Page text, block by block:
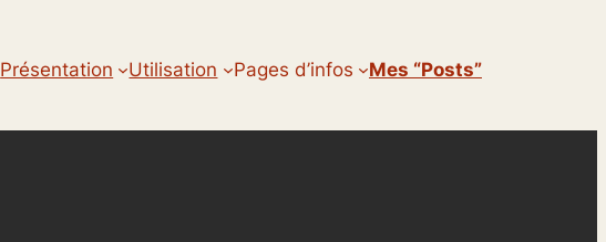
Présentation Utilisation Pages d’infos Mes “posts”